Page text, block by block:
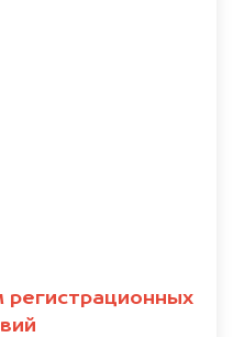
регистрационных